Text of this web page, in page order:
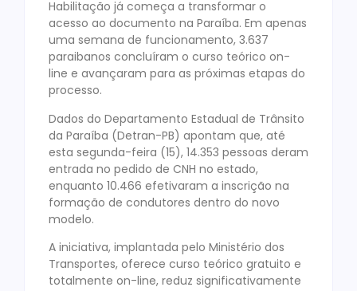
Habilitação já começa a transformar o
acesso ao documento na Paraíba. Em apenas
uma semana de funcionamento, 3.637
paraibanos concluíram o curso teórico on-
line e avançaram para as próximas etapas do
processo.
Dados do Departamento Estadual de Trânsito
da Paraíba (Detran-PB) apontam que, até
esta segunda-feira (15), 14.353 pessoas deram
entrada no pedido de CNH no estado,
enquanto 10.466 efetivaram a inscrição na
formação de condutores dentro do novo
modelo.
A iniciativa, implantada pelo Ministério dos
Transportes, oferece curso teórico gratuito e
totalmente on-line, reduz significativamente